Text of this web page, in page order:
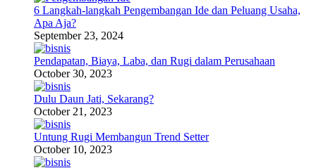
6 Langkah-langkah Pengembangan Ide dan Peluang Usaha,
Apa Aja?
September 23, 2024
Pendapatan, Biaya, Laba, dan Rugi dalam Perusahaan
October 30, 2023
Dulu Daun Jati, Sekarang?
October 21, 2023
Untung Rugi Membangun Trend Setter
October 10, 2023